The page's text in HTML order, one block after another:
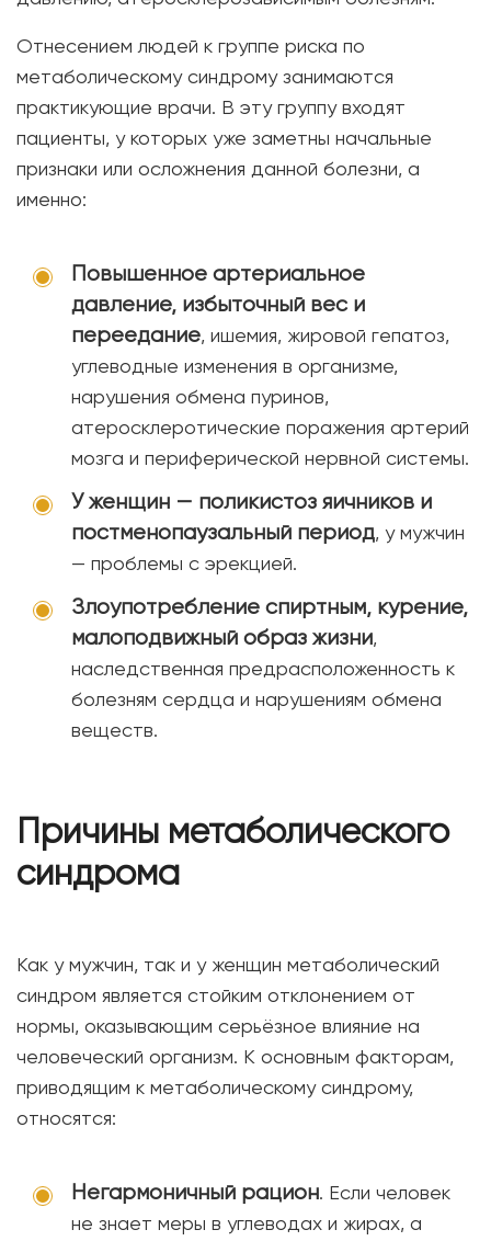
Отнесением людей к группе риска по
метаболическому синдрому занимаются
практикующие врачи. В эту группу входят
пациенты, у которых уже заметны начальные
признаки или осложнения данной болезни, а
именно:
Повышенное артериальное
давление, избыточный вес и
переедание, ишемия, жировой гепатоз,
углеводные изменения в организме,
нарушения обмена пуринов,
атеросклеротические поражения артерий
мозга и периферической нервной системы.
У женщин — поликистоз яичников и
постменопаузальный период, у мужчин
— проблемы с эрекцией.
Злоупотребление спиртным, курение,
малоподвижный образ жизни,
наследственная предрасположенность к
болезням сердца и нарушениям обмена
веществ.
Причины метаболического
синдрома
Как у мужчин, так и у женщин метаболический
синдром является стойким отклонением от
нормы, оказывающим серьёзное влияние на
человеческий организм. К основным факторам,
приводящим к метаболическому синдрому,
относятся:
Негармоничный рацион. Если человек
не знает меры в углеводах и жирах, а